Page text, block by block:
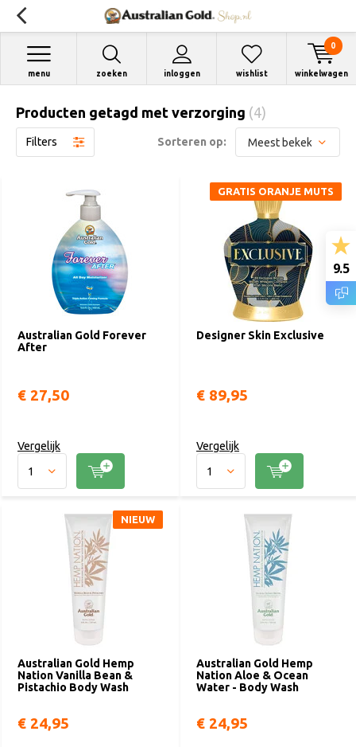
zoeken inloggen
menu wishlist winkelwagen
0
Producten getagd met verzorging (4)
Filters Sorteren op:
Australian Gold Forever
After
€ 27,50
Vergelijk
Designer Skin Exclusive
GRATIS ORANJE MUTS
€ 89,95
Vergelijk
Australian Gold Hemp
Nation Vanilla Bean &
Pistachio Body Wash
NIEUW
€ 24,95
Australian Gold Hemp
Nation Aloe & Ocean
Water - Body Wash
€ 24,95
9.5